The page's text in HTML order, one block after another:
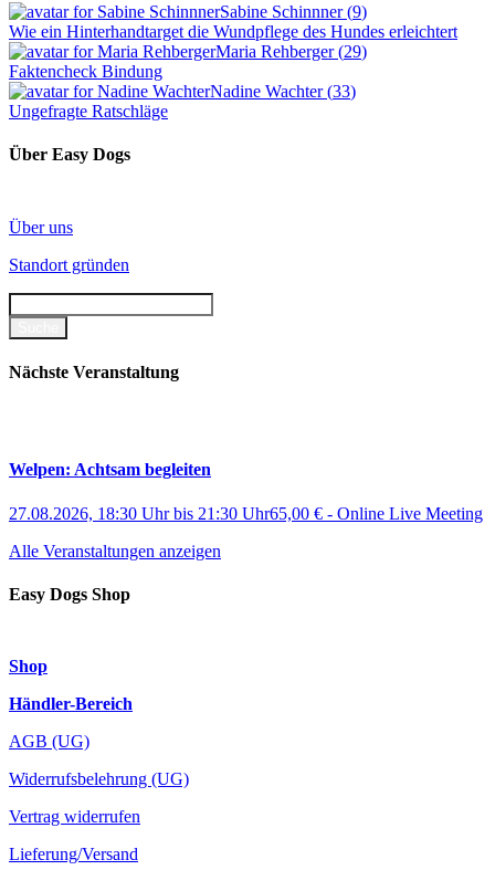
Sabine Schinnner(9)
Wie ein Hinterhandtarget die Wundpflege des Hundes erleichtert
Maria Rehberger(29)
Faktencheck Bindung
Nadine Wachter(33)
Ungefragte Ratschläge
Über Easy Dogs
Über uns
Standort gründen
Nächste Veranstaltung
Welpen: Achtsam begleiten
27.08.2026, 18:30 Uhrbis 21:30 Uhr65,00 € - Online Live Meeting
Alle Veranstaltungen anzeigen
Easy Dogs Shop
Shop
Händler-Bereich
AGB (UG)
Widerrufsbelehrung (UG)
Vertrag widerrufen
Lieferung/Versand